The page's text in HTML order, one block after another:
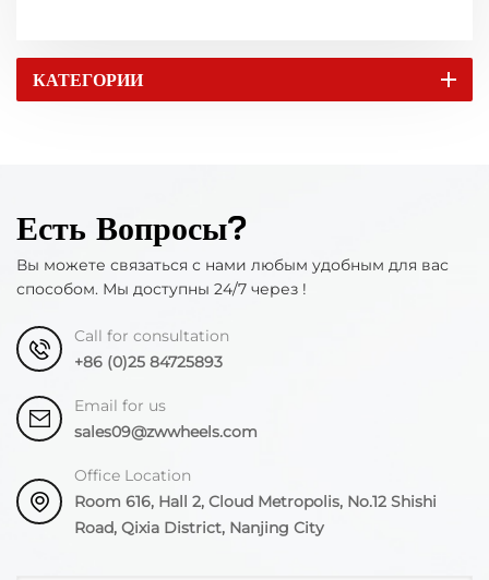
КАТЕГОРИИ
Есть Вопросы?
Вы можете связаться с нами любым удобным для вас
способом. Мы доступны 24/7 через !
Call for consultation
+86 (0)25 84725893
Email for us
sales09@zwwheels.com
Office Location
Room 616, Hall 2, Cloud Metropolis, No.12 Shishi
Road, Qixia District, Nanjing City